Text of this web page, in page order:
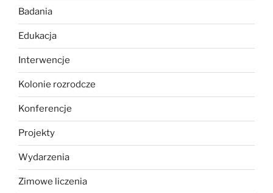
Badania
Edukacja
Interwencje
Kolonie rozrodcze
Konferencje
Projekty
Wydarzenia
Zimowe liczenia